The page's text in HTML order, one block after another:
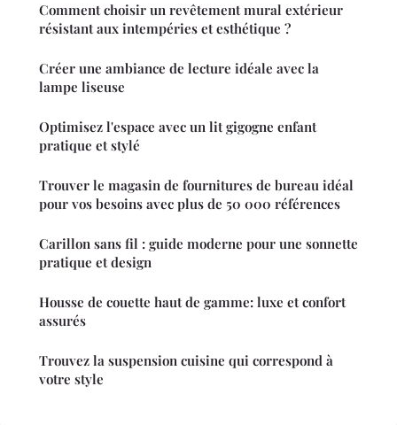
Comment choisir un revêtement mural extérieur
résistant aux intempéries et esthétique ?
Créer une ambiance de lecture idéale avec la
lampe liseuse
Optimisez l'espace avec un lit gigogne enfant
pratique et stylé
Trouver le magasin de fournitures de bureau idéal
pour vos besoins avec plus de 50 000 références
Carillon sans fil : guide moderne pour une sonnette
pratique et design
Housse de couette haut de gamme: luxe et confort
assurés
Trouvez la suspension cuisine qui correspond à
votre style